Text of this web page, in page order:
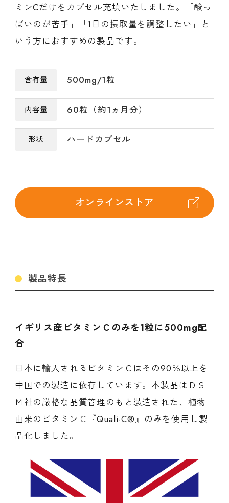
ミンCだけをカプセル充填いたしました。「酸っ
ぱいのが苦手」「1日の摂取量を調整したい」と
いう方におすすめの製品です。
含有量 500mg/1粒
内容量 60粒（約1ヵ月分）
形状 ハードカプセル
オンラインストア
製品特長
イギリス産ビタミンＣのみを1粒に500mg配
合
日本に輸入されるビタミンＣはその90％以上を
中国での製造に依存しています。本製品はＤＳ
Ｍ社の厳格な品質管理のもと製造された、植物
由来のビタミンＣ『Quali-C®』のみを使用し製
品化しました。